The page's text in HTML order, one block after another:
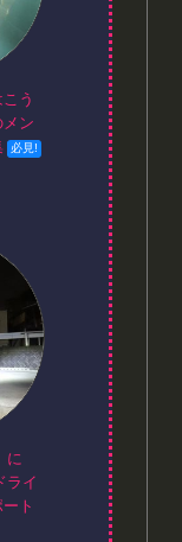
う
ン
に
ライ
ト